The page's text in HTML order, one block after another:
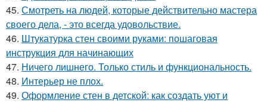
45. Смотреть на людей, которые действительно мастера
своего дела, - это всегда удовольствие.
46. Штукатурка стен своими руками: пошаговая
инструкция для начинающих
47. Ничего лишнего. Только стиль и функциональность.
48. Интерьер не плох.
49. Оформление стен в детской: как создать уют и